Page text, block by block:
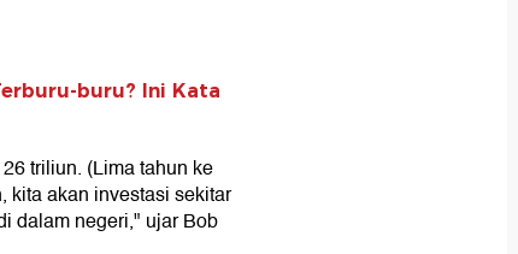
buru? Ini Kata
triliun. (Lima tahun ke
kita akan investasi sekitar
dalam negeri," ujar Bob